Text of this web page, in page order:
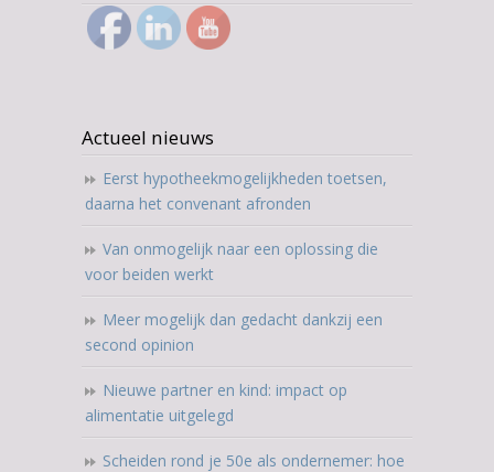
Actueel nieuws
Eerst hypotheekmogelijkheden toetsen,
daarna het convenant afronden
Van onmogelijk naar een oplossing die
voor beiden werkt
Meer mogelijk dan gedacht dankzij een
second opinion
Nieuwe partner en kind: impact op
alimentatie uitgelegd
Scheiden rond je 50e als ondernemer: hoe